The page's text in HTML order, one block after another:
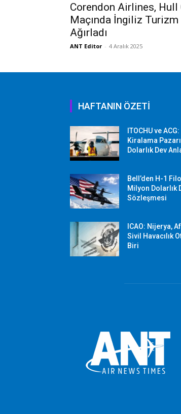
Corendon Airlines, Hull
Maçında İngiliz Turizm
Ağırladı
ANT Editor - 4 Aralık 2025
HAFTANIN ÖZETİ
ITOCHU ve
Kiralama
Dolarlık Dev
Bell’den H-1
Milyon Dolarlık
Sözleşmesi
ICAO: Nijerya,
Sivil Havacılık
Biri